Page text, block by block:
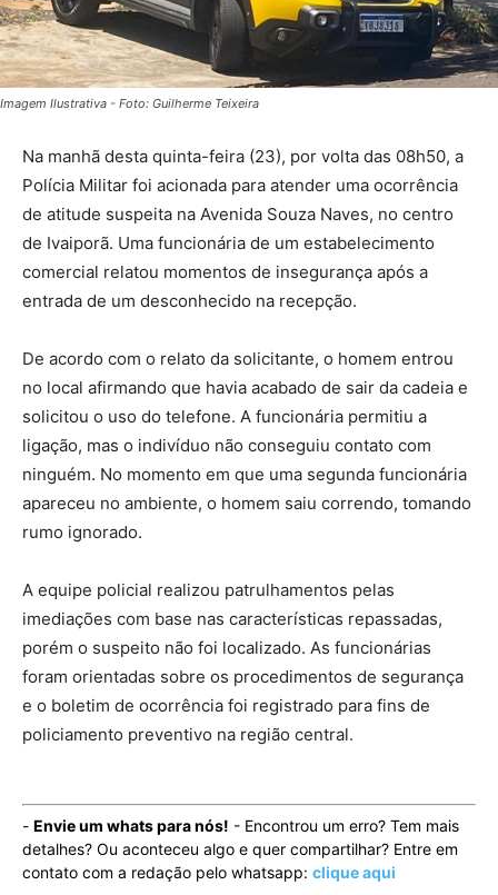
Imagem Ilustrativa - Foto: Guilherme Teixeira
Na manhã desta quinta-feira (23), por volta das 08h50, a
Polícia Militar foi acionada para atender uma ocorrência
de atitude suspeita na Avenida Souza Naves, no centro
de Ivaiporã. Uma funcionária de um estabelecimento
comercial relatou momentos de insegurança após a
entrada de um desconhecido na recepção.
De acordo com o relato da solicitante, o homem entrou
no local afirmando que havia acabado de sair da cadeia e
solicitou o uso do telefone. A funcionária permitiu a
ligação, mas o indivíduo não conseguiu contato com
ninguém. No momento em que uma segunda funcionária
apareceu no ambiente, o homem saiu correndo, tomando
rumo ignorado.
A equipe policial realizou patrulhamentos pelas
imediações com base nas características repassadas,
porém o suspeito não foi localizado. As funcionárias
foram orientadas sobre os procedimentos de segurança
e o boletim de ocorrência foi registrado para fins de
policiamento preventivo na região central.
- Envie um whats para nós! - Encontrou um erro? Tem mais
detalhes? Ou aconteceu algo e quer compartilhar? Entre em
contato com a redação pelo whatsapp: clique aqui